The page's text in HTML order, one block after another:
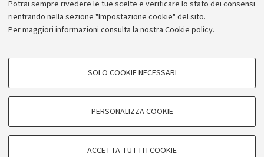
Potrai sempre rivedere le tue scelte e verificare lo stato dei consensi
rientrando nella sezione "Impostazione cookie" del sito.
Per maggiori informazioni consulta la nostra Cookie policy.
COOKIE DI PROFILAZIONE - FACOLTATIVI
COOKIE TECNICI - NECESSARI
SOLO COOKIE NECESSARI
PERSONALIZZA COOKIE
ACCETTA TUTTI I COOKIE
Rassegna stampa
© Copyright 2026 - ALMA MATER STUDIORUM - Università di
Bologna - Via Zamboni, 33 - 40126 Bologna - PI: 01131710376 -
CF: 80007010376